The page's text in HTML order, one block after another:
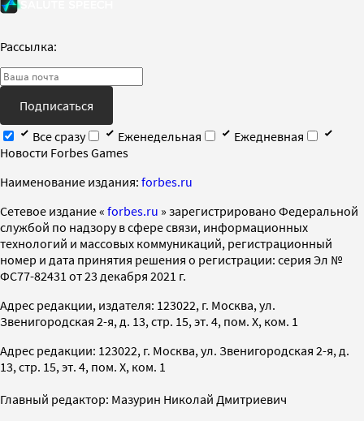
Рассылка:
Подписаться
Все сразу
Еженедельная
Ежедневная
Новости Forbes Games
Наименование издания: forbes.ru
Cетевое издание « forbes.ru » зарегистрировано Федеральной
службой по надзору в сфере связи, информационных
технологий и массовых коммуникаций, регистрационный
номер и дата принятия решения о регистрации: серия Эл №
ФС77-82431 от 23 декабря 2021 г.
Адрес редакции, издателя: 123022, г. Москва, ул.
Звенигородская 2-я, д. 13, стр. 15, эт. 4, пом. X, ком. 1
Адрес редакции: 123022, г. Москва, ул. Звенигородская 2-я, д.
13, стр. 15, эт. 4, пом. X, ком. 1
Главный редактор: Мазурин Николай Дмитриевич